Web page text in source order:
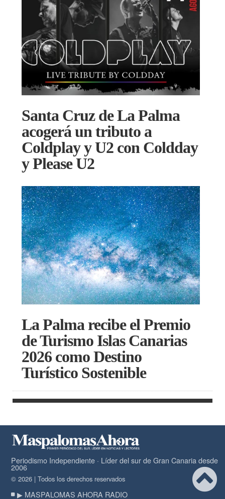
Santa Cruz de La Palma
acogerá un tributo a
Coldplay y U2 con Coldday
y Please U2
La Palma recibe el Premio
de Turismo Islas Canarias
2026 como Destino
Turístico Sostenible
Periodismo Independiente · Líder del sur de Gran Canaria desde
2006
© 2026 | Todos los derechos reservados
▶ MASPALOMAS AHORA RADIO